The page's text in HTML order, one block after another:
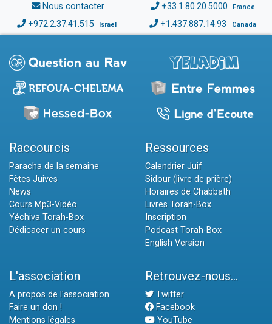
Nous contacter +33.1.80.20.5000 France
+972.2.37.41.515 Israël +1.437.887.14.93 Canada
Raccourcis
Paracha de la semaine
Fêtes Juives
News
Cours Mp3-Vidéo
Yéchiva Torah-Box
Dédicacer un cours
Ressources
Calendrier Juif
Sidour (livre de prière)
Horaires de Chabbath
Livres Torah-Box
Inscription
Podcast Torah-Box
English Version
L'association
A propos de l'association
Faire un don !
Mentions légales
Retrouvez-nous...
Twitter
Facebook
YouTube